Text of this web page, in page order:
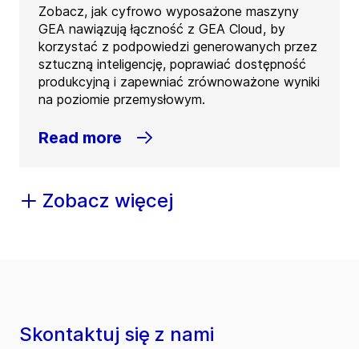
Zobacz, jak cyfrowo wyposażone maszyny
GEA nawiązują łączność z GEA Cloud, by
korzystać z podpowiedzi generowanych przez
sztuczną inteligencję, poprawiać dostępność
produkcyjną i zapewniać zrównoważone wyniki
na poziomie przemysłowym.
Read more
Zobacz więcej
Skontaktuj się z nami